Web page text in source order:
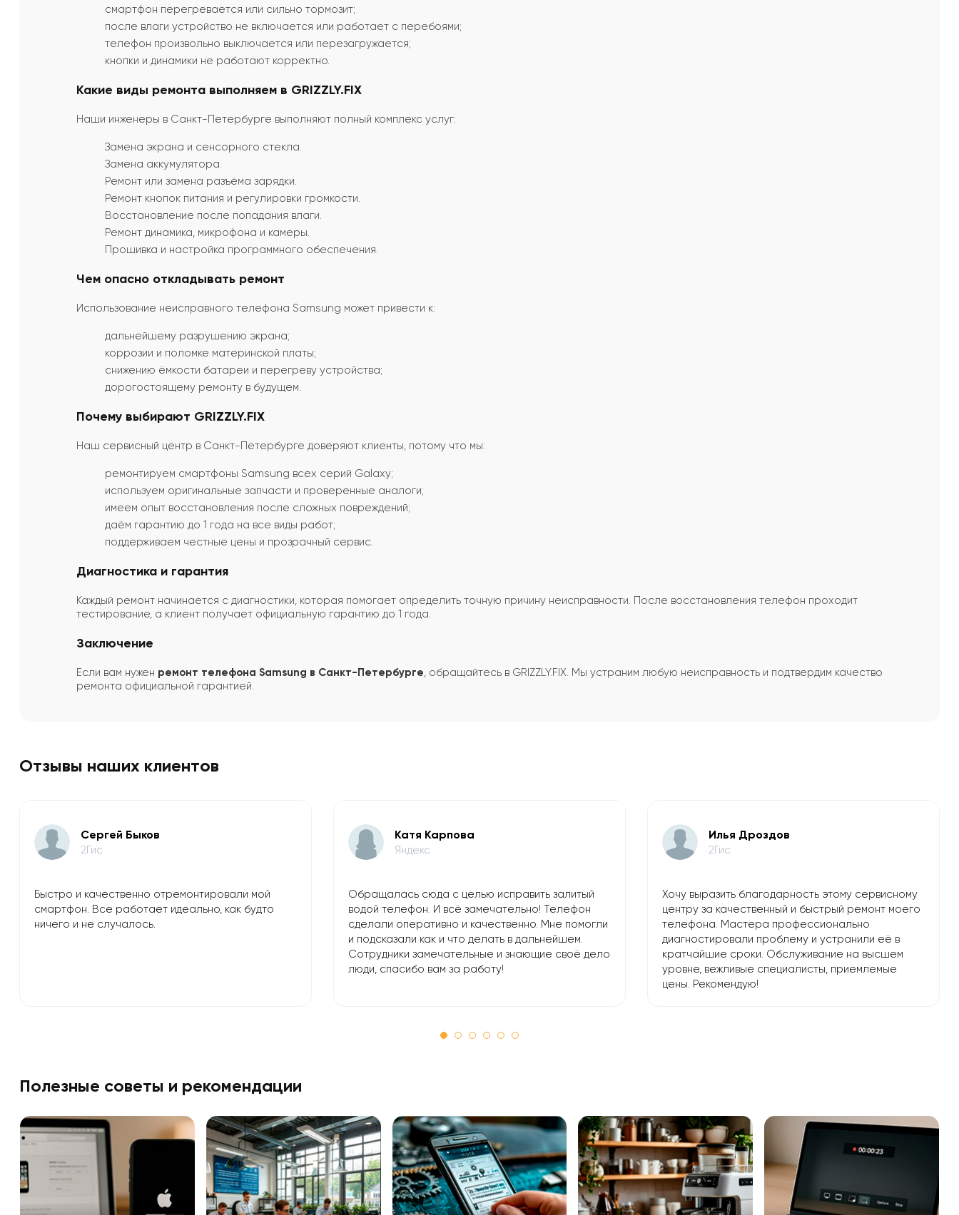
смартфон перегревается или сильно тормозит;
после влаги устройство не включается или работает с перебоями;
телефон произвольно выключается или перезагружается;
кнопки и динамики не работают корректно.
Какие виды ремонта выполняем в GRIZZLY.FIX
Наши инженеры в Санкт-Петербурге выполняют полный комплекс услуг:
Замена экрана и сенсорного стекла.
Замена аккумулятора.
Ремонт или замена разъёма зарядки.
Ремонт кнопок питания и регулировки громкости.
Восстановление после попадания влаги.
Ремонт динамика, микрофона и камеры.
Прошивка и настройка программного обеспечения.
Чем опасно откладывать ремонт
Использование неисправного телефона Samsung может привести к:
дальнейшему разрушению экрана;
коррозии и поломке материнской платы;
снижению ёмкости батареи и перегреву устройства;
дорогостоящему ремонту в будущем.
Почему выбирают GRIZZLY.FIX
Наш сервисный центр в Санкт-Петербурге доверяют клиенты, потому что мы:
ремонтируем смартфоны Samsung всех серий Galaxy;
используем оригинальные запчасти и проверенные аналоги;
имеем опыт восстановления после сложных повреждений;
даём гарантию до 1 года на все виды работ;
поддерживаем честные цены и прозрачный сервис.
Диагностика и гарантия
Каждый ремонт начинается с диагностики, которая помогает определить точную причину неисправности. После восстановления телефон проходит
тестирование, а клиент получает официальную гарантию до 1 года.
Заключение
Если вам нужен ремонт телефона Samsung в Санкт-Петербурге, обращайтесь в GRIZZLY.FIX. Мы устраним любую неисправность и подтвердим качество
ремонта официальной гарантией.
Отзывы наших клиентов
​Сергей Быков
2Гис
Быстро и качественно отремонтировали мой
смартфон. Все работает идеально, как будто
ничего и не случалось.
Катя Карпова
Яндекс
Обращалась сюда с целью исправить залитый
водой телефон. И всё замечательно! Телефон
сделали оперативно и качественно. Мне помогли
и подсказали как и что делать в дальнейшем.
Сотрудники замечательные и знающие своё дело
люди, спасибо вам за работу!
Илья Дроздов
2Гис
Хочу выразить благодарность этому сервисному
центру за качественный и быстрый ремонт моего
телефона. Мастера профессионально
диагностировали проблему и устранили её в
кратчайшие сроки. Обслуживание на высшем
уровне, вежливые специалисты, приемлемые
цены. Рекомендую!
Полезные советы и рекомендации